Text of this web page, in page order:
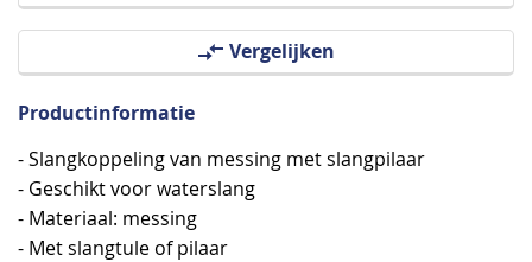
Vergelijken
Productinformatie
- Slangkoppeling van messing met slangpilaar
- Geschikt voor waterslang
- Materiaal: messing
- Met slangtule of pilaar